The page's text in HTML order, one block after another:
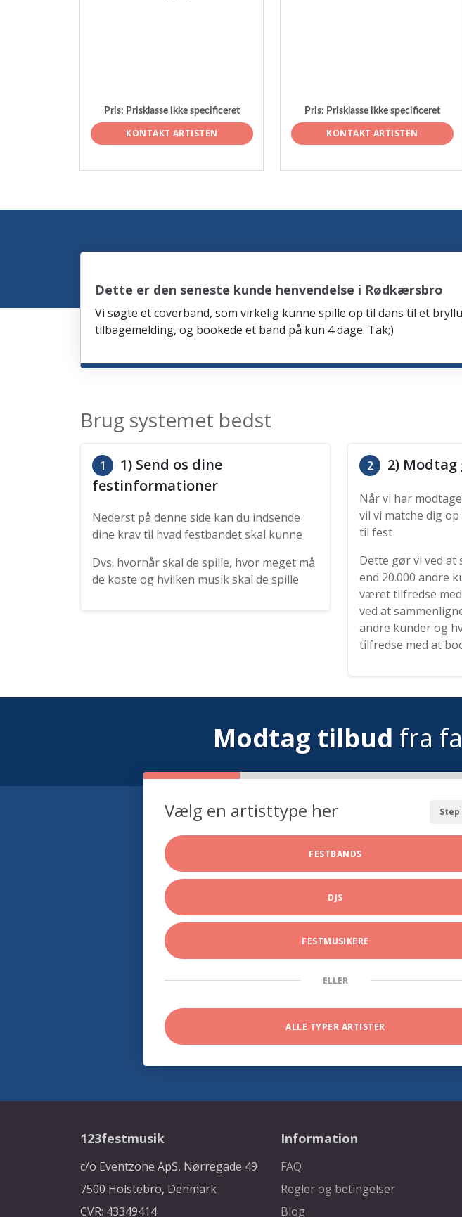
Pris: Prisklasse ikke specificeret
KONTAKT ARTISTEN
Pris: Prisklasse ikke specificeret
KONTAKT ARTISTEN
Dette er den seneste kunde henvendelse i Rødkærsbro
Vi søgte et coverband, som virkelig kunne spille op til dans til et
tilbagemelding, og bookede et band på kun 4 dage. Tak;)
Brug systemet bedst
1
1) Send os dine
festinformationer
Nederst på denne side kan du indsende
dine krav til hvad festbandet skal kunne
Dvs. hvornår skal de spille, hvor meget må
de koste og hvilken musik skal de spille
2 2)
Når vi har
vil vi matche dig
til fest
Dette gør vi ved at
end 20.000 andre
været tilfredse
ved at
andre kunder og
tilfredse med at
Modtag tilbud fra
Step
Vælg en artisttype her
FESTBANDS
DJS
FESTMUSIKERE
ELLER
ALLE TYPER ARTISTER
123festmusik
c/o Eventzone ApS, Nørregade 49
7500 Holstebro, Denmark
CVR: 43349414
Information
FAQ
Regler og betingelser
Blog